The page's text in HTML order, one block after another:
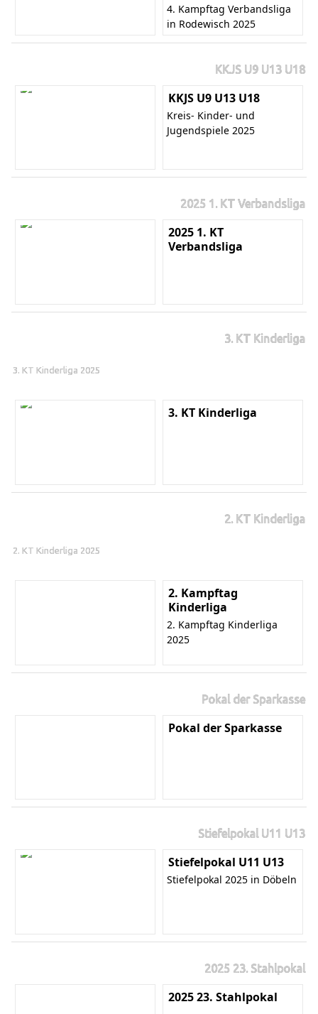
4. Kampftag Verbandsliga
in Rodewisch 2025
KKJS U9 U13 U18
KKJS U9 U13 U18
Kreis- Kinder- und
Jugendspiele 2025
2025 1. KT Verbandsliga
2025 1. KT
Verbandsliga
3. KT Kinderliga
3. KT Kinderliga 2025
3. KT Kinderliga
2. KT Kinderliga
2. KT Kinderliga 2025
2. Kampftag
Kinderliga
2. Kampftag Kinderliga
2025
Pokal der Sparkasse
Pokal der Sparkasse
Stiefelpokal U11 U13
Stiefelpokal U11 U13
Stiefelpokal 2025 in Döbeln
2025 23. Stahlpokal
2025 23. Stahlpokal